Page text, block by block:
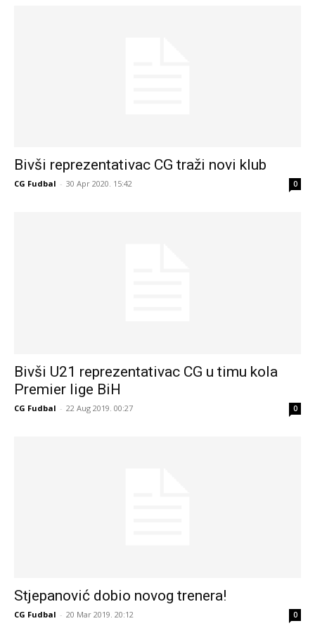
Bivši reprezentativac CG traži novi klub
CG Fudbal - 30 Apr 2020. 15:42 0
Bivši U21 reprezentativac CG u timu kola
Premier lige BiH
CG Fudbal - 22 Aug 2019. 00:27 0
Stjepanović dobio novog trenera!
CG Fudbal - 20 Mar 2019. 20:12 0